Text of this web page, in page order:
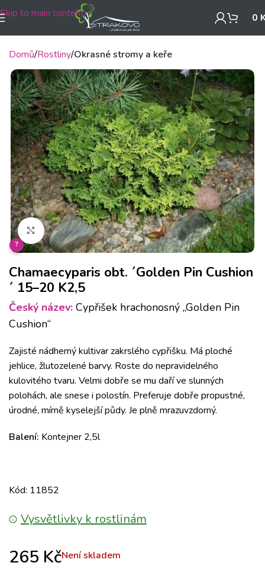
Skip to main content 0
Domů Rostliny Okrasné stromy a keře
Klikněte pro zvětšení
?
Chamaecyparis obt. ´Golden Pin Cushion
´ 15–20 K2,5
Český název: Cypřišek hrachonosný „Golden Pin
Cushion“
Zajisté nádherný kultivar zakrslého cypřišku. Má ploché
jehlice, žlutozelené barvy. Roste do nepravidelného
kulovitého tvaru. Velmi dobře se mu daří ve slunných
polohách, ale snese i polostín. Preferuje dobře propustné,
úrodné, mírně kyselejší půdy. Je plně mrazuvzdorný.
Balení: Kontejner 2,5l
Kód: 11852
Vysvětlivky k rostlinám
265 KčNení skladem